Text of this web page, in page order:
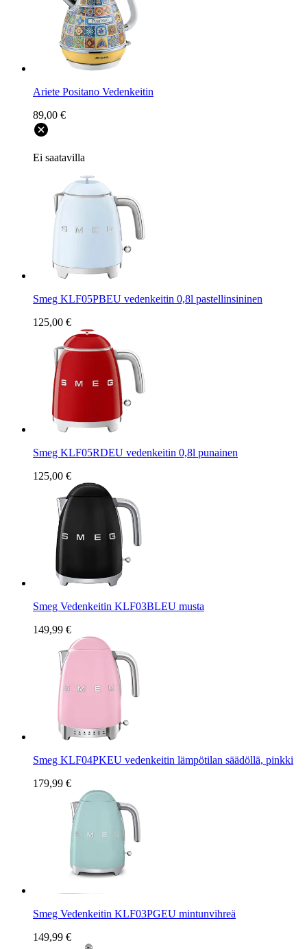
Ariete Positano Vedenkeitin
89,00 €
Ei saatavilla
Smeg KLF05PBEU vedenkeitin 0,8l pastellinsininen
125,00 €
Smeg KLF05RDEU vedenkeitin 0,8l punainen
125,00 €
Smeg Vedenkeitin KLF03BLEU musta
149,99 €
Smeg KLF04PKEU vedenkeitin lämpötilan säädöllä, pinkki
179,99 €
Smeg Vedenkeitin KLF03PGEU mintunvihreä
149,99 €